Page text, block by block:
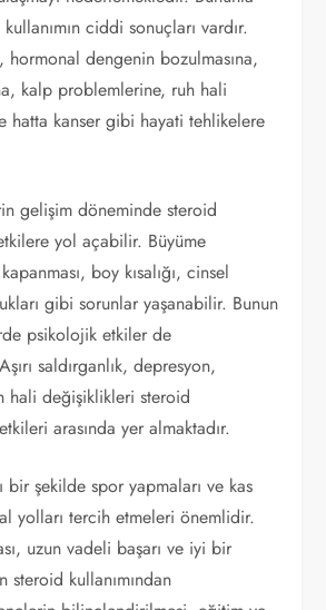
ciddi sonuçları vardır.
hormonal dengenin bozulmasına,
kalp problemlerine, ruh hali
hatta kanser gibi hayati tehlikelere
gelişim döneminde steroid
etkilere yol açabilir. Büyüme
boy kısalığı, cinsel
gibi sorunlar yaşanabilir. Bunun
psikolojik etkiler de
saldırganlık, depresyon,
hali değişiklikleri steroid
arasında yer almaktadır.
bir şekilde spor yapmaları ve kas
yolları tercih etmeleri önemlidir.
uzun vadeli başarı ve iyi bir
steroid kullanımından